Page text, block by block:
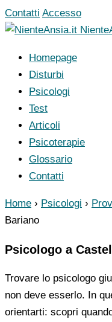
Vai
al
Contatti Accesso
Homepage
Disturbi
Psicologi
Test
Articoli
Psicoterapie
Glossario
Contatti
Home › Psicologi ›
Bariano
Psicologo a
Trovare lo psicologo
non deve esserlo. In
orientarti: scopri